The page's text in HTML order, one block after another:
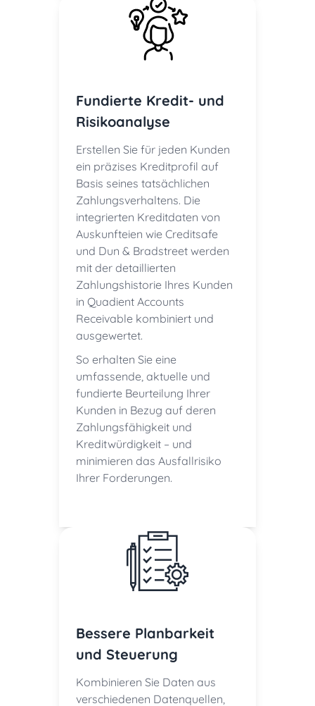
Fundierte Kredit- und
Risikoanalyse
Erstellen Sie für jeden Kunden
ein präzises Kreditprofil auf
Basis seines tatsächlichen
Zahlungsverhaltens. Die
integrierten Kreditdaten von
Auskunfteien wie Creditsafe
und Dun & Bradstreet werden
mit der detaillierten
Zahlungshistorie Ihres Kunden
in Quadient Accounts
Receivable kombiniert und
ausgewertet.
So erhalten Sie eine
umfassende, aktuelle und
fundierte Beurteilung Ihrer
Kunden in Bezug auf deren
Zahlungsfähigkeit und
Kreditwürdigkeit – und
minimieren das Ausfallrisiko
Ihrer Forderungen.
Bessere Planbarkeit
und Steuerung
Kombinieren Sie Daten aus
verschiedenen Datenquellen,